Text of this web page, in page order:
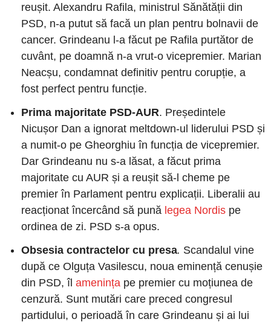
reușit. Alexandru Rafila, ministrul Sănătății din
PSD, n-a putut să facă un plan pentru bolnavii de
cancer. Grindeanu l-a făcut pe Rafila purtător de
cuvânt, pe doamnă n-a vrut-o vicepremier. Marian
Neacșu, condamnat definitiv pentru corupție, a
fost perfect pentru funcție.
Prima majoritate PSD-AUR. Președintele
Nicușor Dan a ignorat meltdown-ul liderului PSD și
a numit-o pe Gheorghiu în funcția de vicepremier.
Dar Grindeanu nu s-a lăsat, a făcut prima
majoritate cu AUR și a reușit să-l cheme pe
premier în Parlament pentru explicații. Liberalii au
reacționat încercând să pună legea Nordis pe
ordinea de zi. PSD s-a opus.
Obsesia contractelor cu presa. Scandalul vine
după ce Olguța Vasilescu, noua eminență cenușie
din PSD, îl amenința pe premier cu moțiunea de
cenzură. Sunt mutări care preced congresul
partidului, o perioadă în care Grindeanu și ai lui